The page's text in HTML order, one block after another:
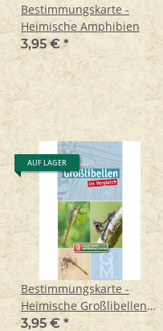
Bestimmungskarte -
Heimische Amphibien
3,95 €*
AUF LAGER
Bestimmungskarte -
Heimische Großlibellen
im Vergleich
3,95 € *